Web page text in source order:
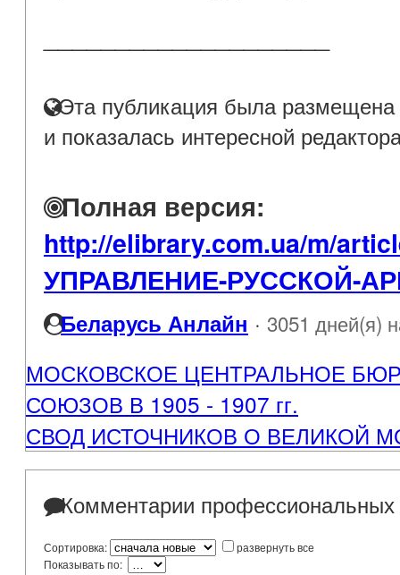
Эта публикация была размещена
и показалась интересной
Полная версия:
http://elibrary.com.ua/m/
УПРАВЛЕНИЕ-РУССКОЙ-
Беларусь Анлайн · 3051 дней(я)
МОСКОВСКОЕ ЦЕНТРАЛЬНОЕ
СОЮЗОВ В 1905 - 1907 гг.
СВОД ИСТОЧНИКОВ О ВЕЛИКОЙ
Комментарии профессиональных
Сортировка:
развернуть все
Показывать по: